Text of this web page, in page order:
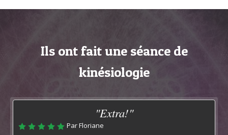
Ils ont fait une séance de
kinésiologie
"Extra!"
Par Floriane